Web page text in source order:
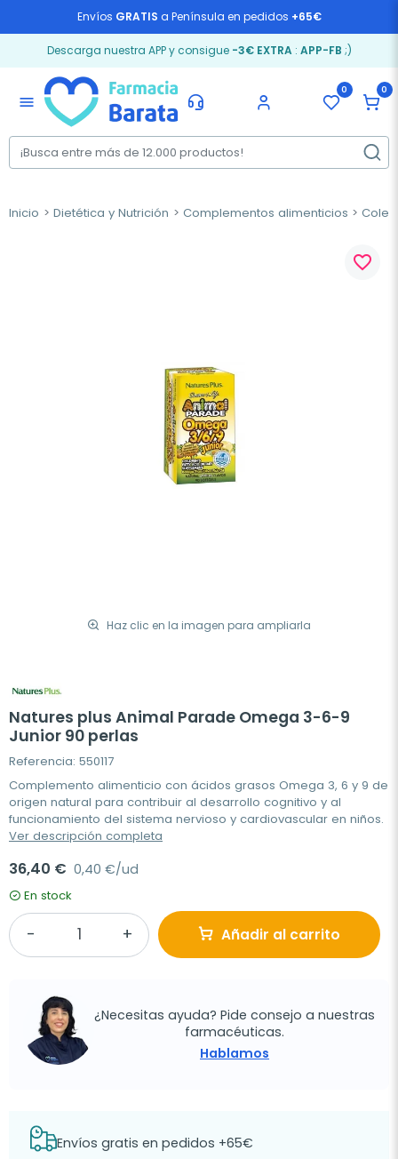
Envíos GRATIS a Península en pedidos +65€
Descarga nuestra APP y consigue -3€ EXTRA: APP-FB ;)
menu
0 0
Inicio Dietética y Nutrición Complementos alimenticios
Haz clic en la imagen para ampliarla
favorite_border
Natures plus Animal Parade Omega 3-6-9
Junior 90 perlas
Referencia: 550117
Complemento alimenticio con ácidos grasos Omega 3, 6 y 9 de
origen natural para contribuir al desarrollo cognitivo y al
funcionamiento del sistema nervioso y cardiovascular en niños.
Ver descripción completa
36,40 € 0,40 €/ud
En stock
Añadir al carrito
¿Necesitas ayuda? Pide consejo a nuestras
farmacéuticas.
Hablamos
Envíos gratis en pedidos +65€